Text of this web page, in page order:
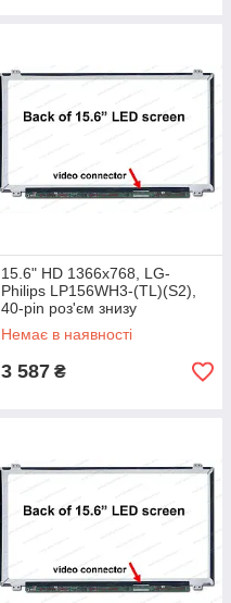
15.6" HD 1366x768, LG-
Philips LP156WH3-(TL)(S2),
40-pin роз'єм знизу
праворуч), глянсовий, slim
Немає в наявності
3 587 ₴